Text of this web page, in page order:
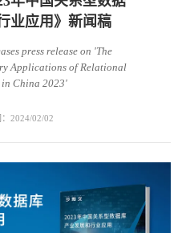
医疗与生命科学
业应用》新闻稿
press release on 'The
Applications of Relational
in China 2023'
2024/02/02